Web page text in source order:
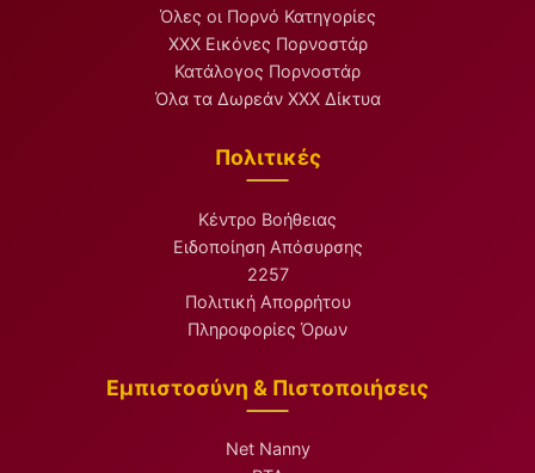
Όλες οι Πορνό Κατηγορίες
XXX Εικόνες Πορνοστάρ
Κατάλογος Πορνοστάρ
Όλα τα Δωρεάν XXX Δίκτυα
Πολιτικές
Κέντρο Βοήθειας
Ειδοποίηση Απόσυρσης
2257
Πολιτική Απορρήτου
Πληροφορίες Όρων
Εμπιστοσύνη & Πιστοποιήσεις
Net Nanny